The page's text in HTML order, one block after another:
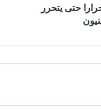
حتى يتحرر